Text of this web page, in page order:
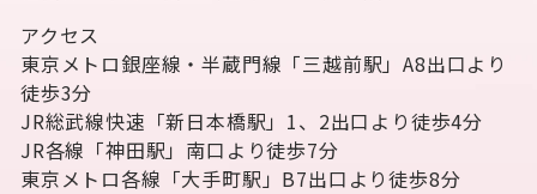
アクセス
東京メトロ銀座線・半蔵門線「三越前駅」A8出口より
徒歩3分
JR総武線快速「新日本橋駅」1、2出口より徒歩4分
JR各線「神田駅」南口より徒歩7分
東京メトロ各線「大手町駅」B7出口より徒歩8分